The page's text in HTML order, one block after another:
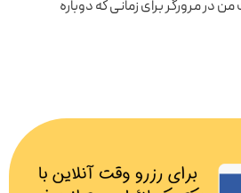
در مرورگر برای زمانی که دوباره